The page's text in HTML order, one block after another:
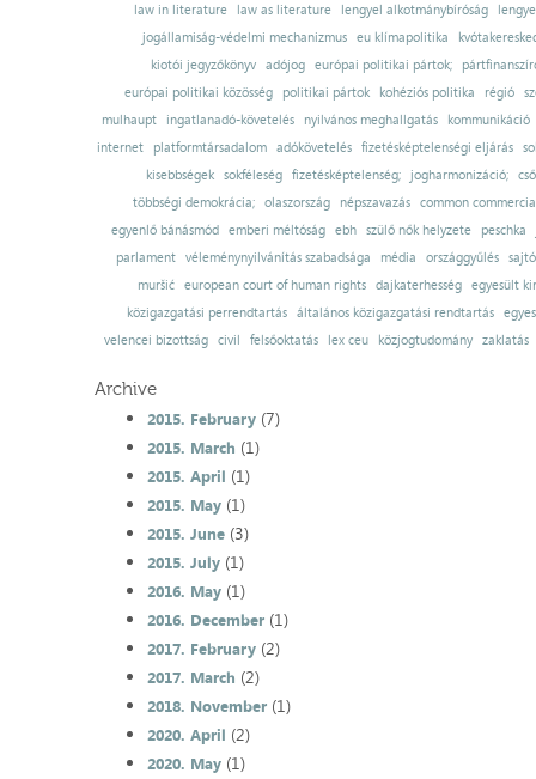
law in literature
law as literature lengyel alkotmánybíróság
jogállamiság-védelmi mechanizmus
eu klímapolitika
kiotói jegyzőkönyv adójog európai politikai pártok;
európai politikai közösség
politikai pártok kohéziós politika régió
mulhaupt
ingatlanadó-követelés nyilvános meghallgatás
kommunikáció
internet
platformtársadalom adókövetelés fizetésképtelenségi eljárás
kisebbségek sokféleség fizetésképtelenség; jogharmonizáció;
többségi demokrácia; olaszország népszavazás common
egyenlő bánásmód emberi méltóság ebh szülő nők helyzete
peschka
parlament
véleménynyilvánítás szabadsága média országgyűlés
muršić
european court of human rights dajkaterhesség
egyesült
közigazgatási perrendtartás
általános közigazgatási rendtartás
velencei bizottság
civil felsőoktatás lex ceu közjogtudomány zaklatás
Archive
2015. February(7)
2015. March (1)
2015. April (1)
2015. May(1)
2015. June(3)
2015. July(1)
2016. May(1)
2016. December(1)
2017. February(2)
2017. March (2)
2018. November(1)
2020. April (2)
2020. May(1)